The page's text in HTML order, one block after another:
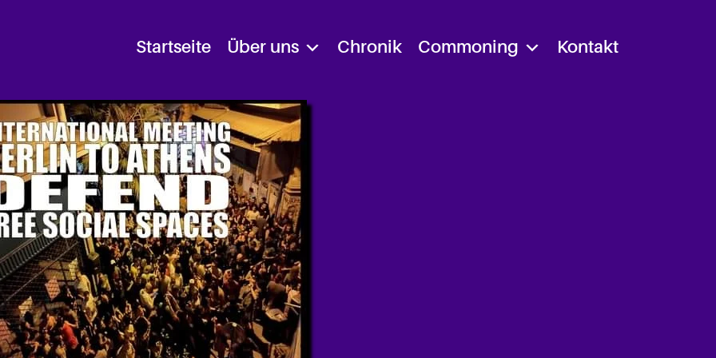
Startseite Über uns Chronik Commoning Kontakt